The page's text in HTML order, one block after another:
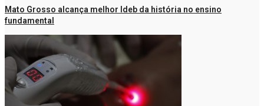
Mato Grosso alcança melhor Ideb da história no ensino
fundamental